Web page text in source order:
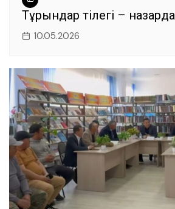
Тұрғындар тілегі – назарда
10.05.2026